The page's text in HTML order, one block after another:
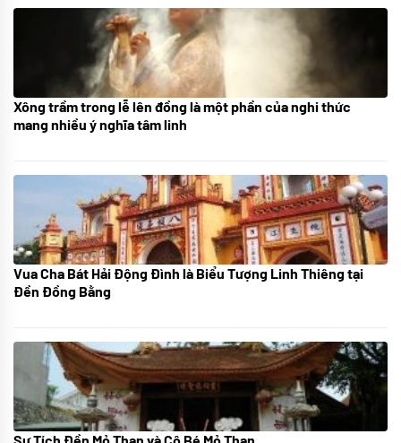
21/07/2024
Xông trầm trong lễ lên đồng là một phần của nghi thức
mang nhiều ý nghĩa tâm linh
08/07/2024
Vua Cha Bát Hải Động Đình là Biểu Tượng Linh Thiêng tại
Đền Đồng Bằng